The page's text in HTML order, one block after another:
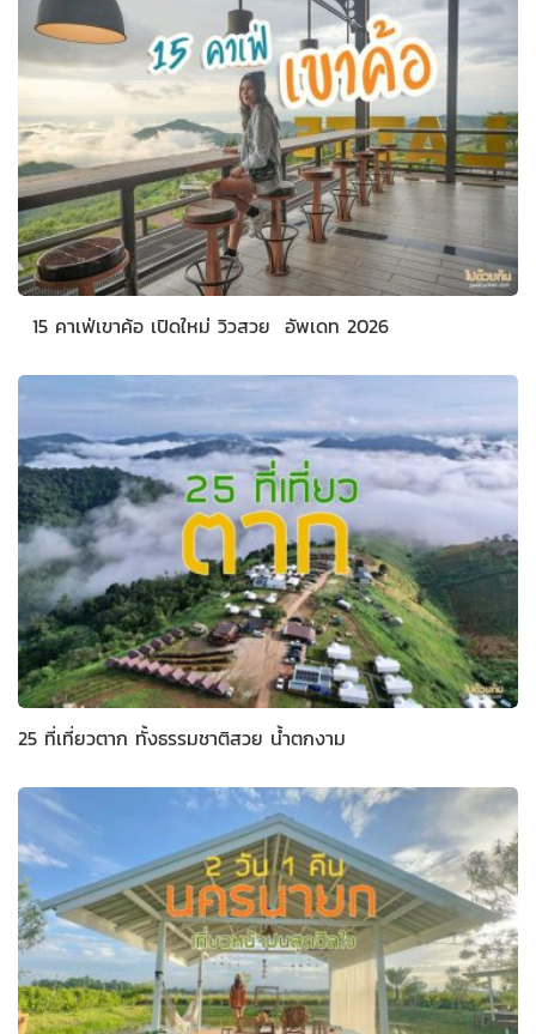
15 คาเฟ่เขาค้อ เปิดใหม่ วิวสวย อัพเดท 2026
25 ที่เที่ยวตาก ทั้งธรรมชาติสวย น้ำตกงาม